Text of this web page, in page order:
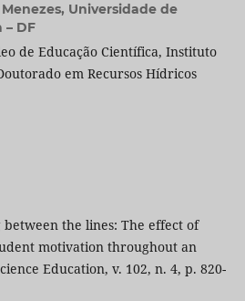
Universidade de
– DF
de Educação Científica, Instituto
em Recursos Hídricos
between the lines: The effect of
motivation throughout an
Education, v. 102, n. 4, p. 820-